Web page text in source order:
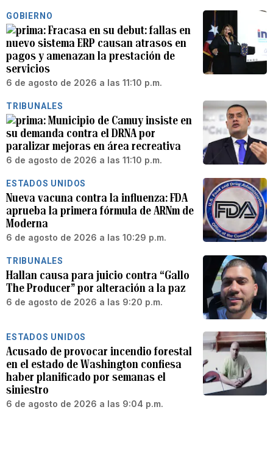
GOBIERNO
Fracasa en su debut: fallas en
nuevo sistema ERP causan atrasos en
pagos y amenazan la prestación de
servicios
6 de agosto de 2026 a las 11:10 p.m.
TRIBUNALES
Municipio de Camuy insiste en
su demanda contra el DRNA por
paralizar mejoras en área recreativa
6 de agosto de 2026 a las 11:10 p.m.
ESTADOS UNIDOS
Nueva vacuna contra la influenza: FDA
aprueba la primera fórmula de ARNm de
Moderna
6 de agosto de 2026 a las 10:29 p.m.
TRIBUNALES
Hallan causa para juicio contra “Gallo
The Producer” por alteración a la paz
6 de agosto de 2026 a las 9:20 p.m.
ESTADOS UNIDOS
Acusado de provocar incendio forestal
en el estado de Washington confiesa
haber planificado por semanas el
siniestro
6 de agosto de 2026 a las 9:04 p.m.